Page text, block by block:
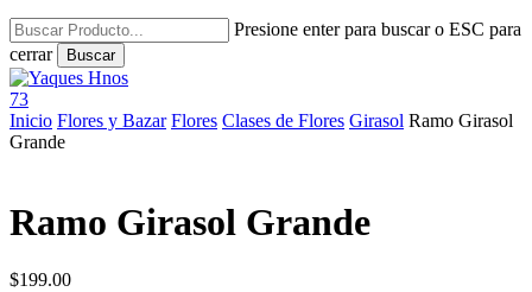
Presione enter para buscar o ESC para
cerrar
Buscar
Close
Search
search
account
73
Menu
Inicio Flores y Bazar Flores Clases de Flores Girasol Ramo Girasol
Grande
Ramo Girasol Grande
$199.00